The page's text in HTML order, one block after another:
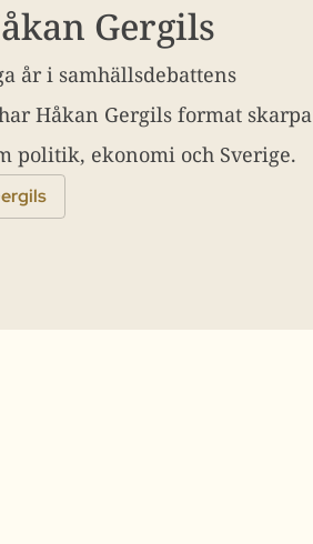
Gergils
år i samhällsdebattens
Håkan Gergils format skarpa
politik, ekonomi och Sverige.